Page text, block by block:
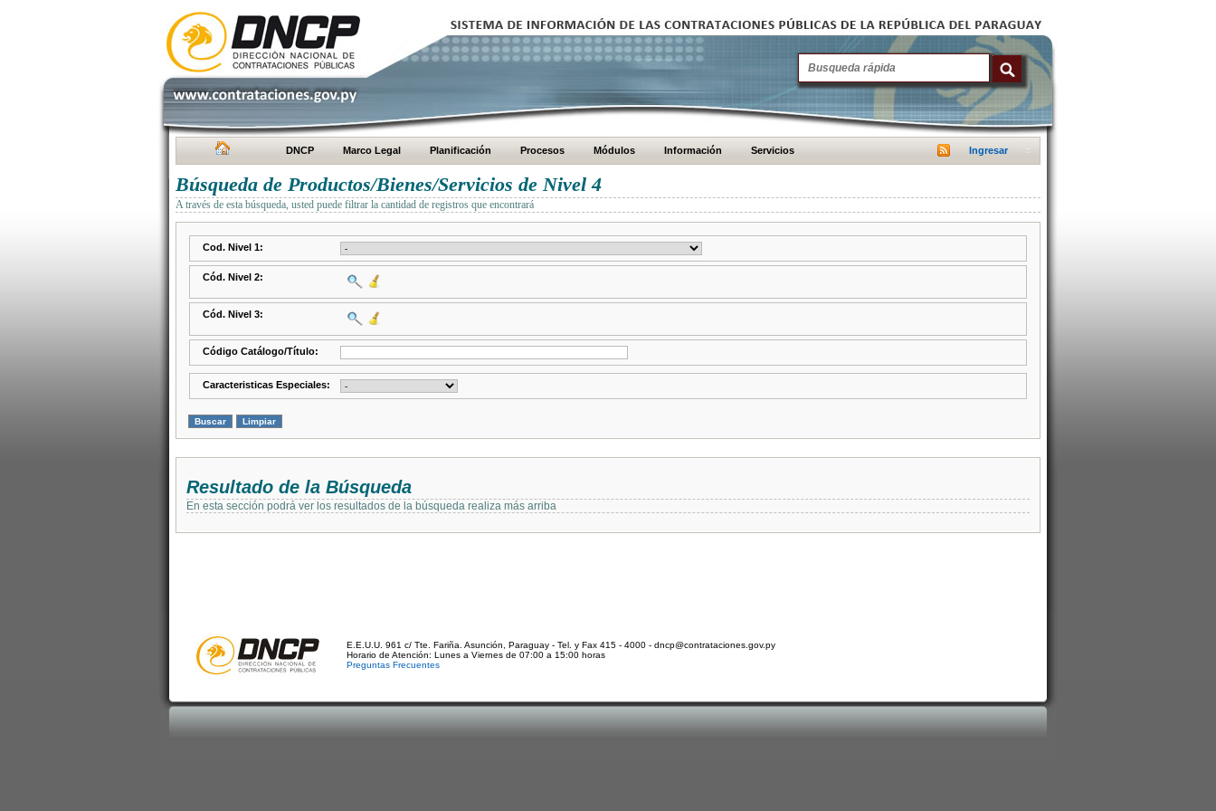
DNCP Marco Legal Planificación Procesos Módulos Información Servicios Ingresar
Búsqueda de Productos/Bienes/Servicios de Nivel 4
A través de esta búsqueda, usted puede filtrar la cantidad de registros que encontrará
Cod. Nivel 1:
Cód. Nivel 2:
Cód. Nivel 3:
Código Catálogo/Título:
Caracteristicas Especiales:
Resultado de la Búsqueda
En esta sección podrá ver los resultados de la búsqueda realiza más arriba
E.E.U.U. 961 c/ Tte. Fariña. Asunción, Paraguay - Tel. y Fax 415 - 4000 - dncp@contrataciones.gov.py
Horario de Atención: Lunes a Viernes de 07:00 a 15:00 horas
Preguntas Frecuentes